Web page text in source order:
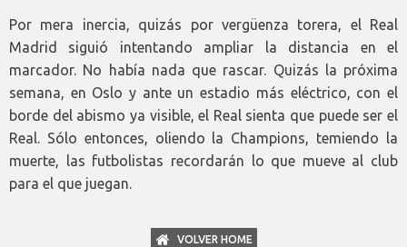
Por mera inercia, quizás por vergüenza torera, el Real
Madrid siguió intentando ampliar la distancia en el
marcador. No había nada que rascar. Quizás la próxima
semana, en Oslo y ante un estadio más eléctrico, con el
borde del abismo ya visible, el Real sienta que puede ser el
Real. Sólo entonces, oliendo la Champions, temiendo la
muerte, las futbolistas recordarán lo que mueve al club
para el que juegan.
VOLVER HOME